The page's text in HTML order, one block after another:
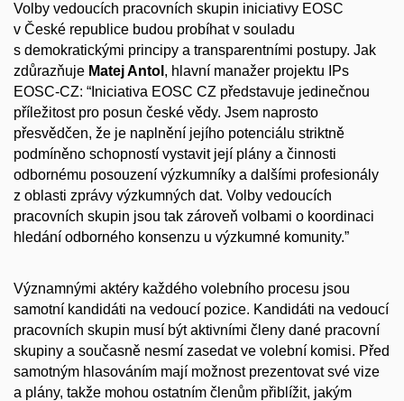
Volby vedoucích pracovních skupin iniciativy EOSC
v České republice budou probíhat v souladu
s demokratickými principy a transparentními postupy. Jak
zdůrazňuje Matej Antol , hlavní manažer projektu IPs
EOSC-CZ: “Iniciativa EOSC CZ představuje jedinečnou
příležitost pro posun české vědy. Jsem naprosto
přesvědčen, že je naplnění jejího potenciálu striktně
podmíněno schopností vystavit její plány a činnosti
odbornému posouzení výzkumníky a dalšími profesionály
z oblasti zprávy výzkumných dat. Volby vedoucích
pracovních skupin jsou tak zároveň volbami o koordinaci
hledání odborného konsenzu u výzkumné komunity.”
Významnými aktéry každého volebního procesu jsou
samotní kandidáti na vedoucí pozice. Kandidáti na vedoucí
pracovních skupin musí být aktivními členy dané pracovní
skupiny a současně nesmí zasedat ve volební komisi. Před
samotným hlasováním mají možnost prezentovat své vize
a plány, takže mohou ostatním členům přiblížit, jakým